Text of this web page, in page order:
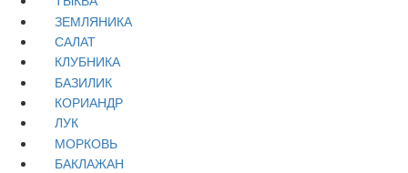
ЗЕМЛЯНИКА
САЛАТ
КЛУБНИКА
БАЗИЛИК
КОРИАНДР
ЛУК
МОРКОВЬ
БАКЛАЖАН